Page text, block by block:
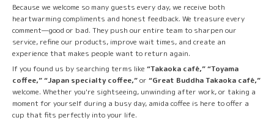
Because we welcome so many guests every day, we receive both
heartwarming compliments and honest feedback. We treasure every
comment—good or bad. They push our entire team to sharpen our
service, refine our products, improve wait times, and create an
experience that makes people want to return again.
If you found us by searching terms like “Takaoka café,” “Toyama
coffee,” “Japan specialty coffee,”or “Great Buddha Takaoka café,”
welcome. Whether you're sightseeing, unwinding after work, or taking a
moment for yourself during a busy day, amida coffee is here to offer a
cup that fits perfectly into your life.